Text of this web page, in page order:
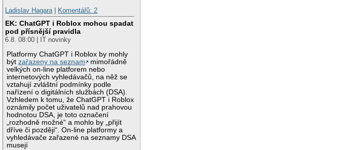
Ladislav Hagara
Komentářů: 2
EK: ChatGPT i Roblox mohou spadat
pod přísnější pravidla
6.8. 08:00 | IT novinky
Platformy ChatGPT i Roblox by mohly
býtzařazeny na seznam
mimořádně
velkých on-line platforem nebo
internetových vyhledávačů, na něž se
vztahují zvláštní podmínky podle
nařízení o digitálních službách (DSA).
Vzhledem k tomu, že ChatGPT i Roblox
oznámily počet uživatelů nad prahovou
hodnotou DSA, je toto označení
„rozhodně možné“ a mohlo by „přijít
dříve či později“. On-line platformy a
vyhledávače zařazené na seznamy DSA
musejí